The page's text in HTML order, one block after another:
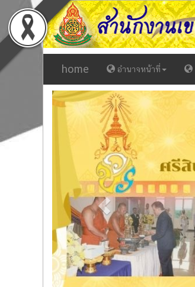
home อำนาจหน้าที่
Previous